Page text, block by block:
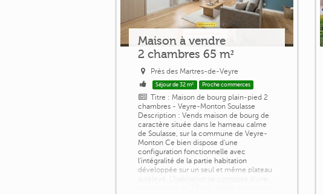
Maison à vendre
2 chambres 65 m²
Près des Martres-de-Veyre
Séjour de 32 m² Proche commerces
Titre : Maison de bourg plain-pied 2
chambres - Veyre-Monton Soulasse
Description : Vends maison de bourg de
caractère située dans le hameau calme
de Soulasse, sur la commune de Veyre-
Monton Ce bien dispose d'une
configuration fonctionnelle avec
l'intégralité de la partie habitation
développée sur un seul et même plateau